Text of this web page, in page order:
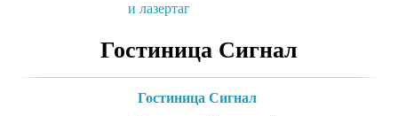
и лазертаг
Гостиница Сигнал
Гостиница Сигнал